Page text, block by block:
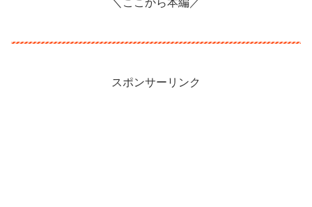
＼ここから本編／
スポンサーリンク